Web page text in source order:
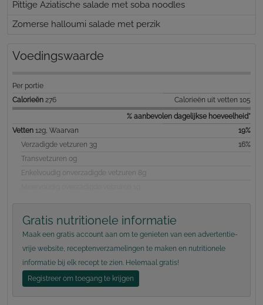
Pittige Aziatische salade met soba noodles
Zomerse halloumi salade met perzik
Voedingswaarde
Per portie
Calorieën 276
Calorieën uit vetten 105
% aanbevolen dagelijkse hoeveelheid*
Vetten 12g, Waarvan
19%
Verzadigde vetzuren 3g
16%
Transvetzuren 0g
Enkelvoudig onverzadigde vetzuren 8g
Gratis nutritionele informatie
Maak een gratis account aan om te genieten van een advertentie-
vrije website, receptenverzamelingen te maken en nutritionele
informatie bij elk recept te zien. Helemaal gratis!
Registreer om toegang te krijgen